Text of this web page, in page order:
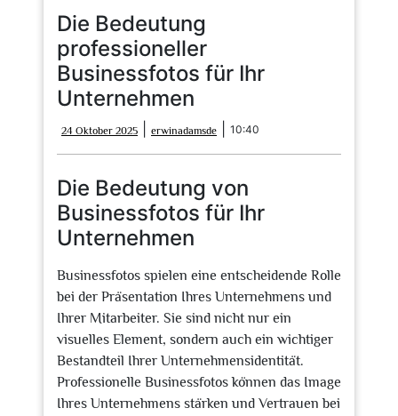
Die Bedeutung
professioneller
Businessfotos für Ihr
Unternehmen
24 Oktober 2025
Oktober
2025
erwinadamsde erwinadamsde
10:40
Die Bedeutung von
Businessfotos für Ihr
Unternehmen
Businessfotos spielen eine entscheidende Rolle
bei der Präsentation Ihres Unternehmens und
Ihrer Mitarbeiter. Sie sind nicht nur ein
visuelles Element, sondern auch ein wichtiger
Bestandteil Ihrer Unternehmensidentität.
Professionelle Businessfotos können das Image
Ihres Unternehmens stärken und Vertrauen bei